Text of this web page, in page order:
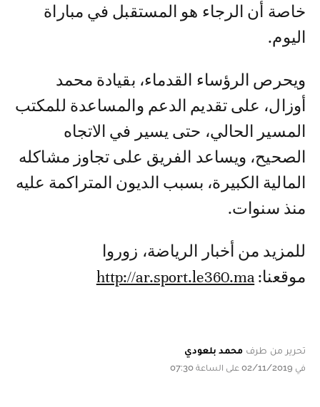
خاصة أن الرجاء هو المستقبل في مباراة
اليوم.
ويحرص الرؤساء القدماء، بقيادة محمد
أوزال، على تقديم الدعم والمساعدة للمكتب
المسير الحالي، حتى يسير في الاتجاه
الصحيح، ويساعد الفريق على تجاوز مشاكله
المالية الكبيرة، بسبب الديون المتراكمة عليه
منذ سنوات.
للمزيد من أخبار الرياضة، زوروا
موقعنا: http://ar.sport.le360.ma
تحرير من طرف محمد بلعودي
في 02/11/2019 على الساعة 07:30